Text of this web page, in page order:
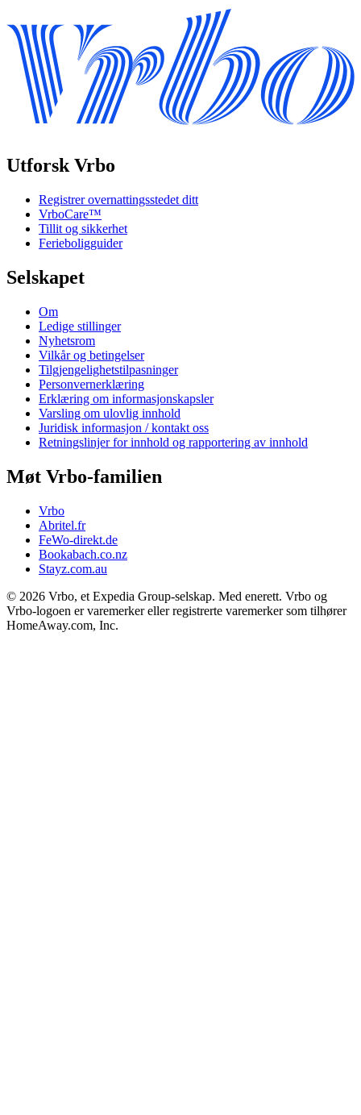
Utforsk Vrbo
Registrer overnattingsstedet ditt
VrboCare™
Tillit og sikkerhet
Ferieboligguider
Selskapet
Om
Ledige stillinger
Nyhetsrom
Vilkår og betingelser
Tilgjengelighetstilpasninger
Personvernerklæring
Erklæring om informasjonskapsler
Varsling om ulovlig innhold
Juridisk informasjon / kontakt oss
Retningslinjer for innhold og rapportering av innhold
Møt Vrbo-familien
Vrbo
Abritel.fr
FeWo-direkt.de
Bookabach.co.nz
Stayz.com.au
© 2026 Vrbo, et Expedia Group-selskap. Med enerett. Vrbo og
Vrbo-logoen er varemerker eller registrerte varemerker som tilhører
HomeAway.com, Inc.